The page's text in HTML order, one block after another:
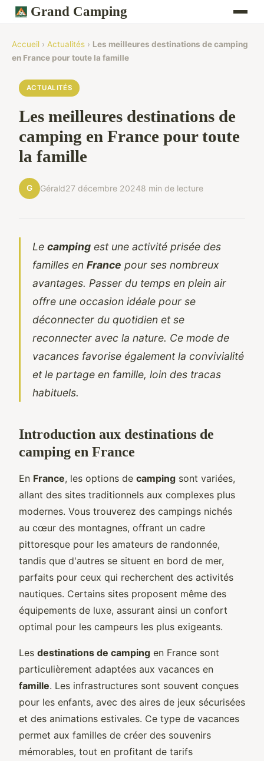
Grand Camping
Accueil › Actualités › Les meilleures destinations de camping
en France pour toute la famille
ACTUALITÉS
Les meilleures destinations de
camping en France pour toute
la famille
G Gérald27 décembre 20248 min de lecture
Le camping est une activité prisée des
familles en France pour ses nombreux
avantages. Passer du temps en plein air
offre une occasion idéale pour se
déconnecter du quotidien et se
reconnecter avec la nature. Ce mode de
vacances favorise également la convivialité
et le partage en famille, loin des tracas
habituels.
Introduction aux destinations de
camping en France
En France, les options de camping sont variées,
allant des sites traditionnels aux complexes plus
modernes. Vous trouverez des campings nichés
au cœur des montagnes, offrant un cadre
pittoresque pour les amateurs de randonnée,
tandis que d'autres se situent en bord de mer,
parfaits pour ceux qui recherchent des activités
nautiques. Certains sites proposent même des
équipements de luxe, assurant ainsi un confort
optimal pour les campeurs les plus exigeants.
Les destinations de camping en France sont
particulièrement adaptées aux vacances en
famille. Les infrastructures sont souvent conçues
pour les enfants, avec des aires de jeux sécurisées
et des animations estivales. Ce type de vacances
permet aux familles de créer des souvenirs
mémorables, tout en profitant de tarifs